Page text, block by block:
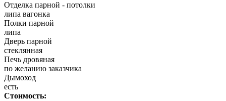
Отделка парной - потолки
липа вагонка
Полки парной
липа
Дверь парной
стеклянная
Печь дровяная
по желанию заказчика
Дымоход
есть
Стоимость: